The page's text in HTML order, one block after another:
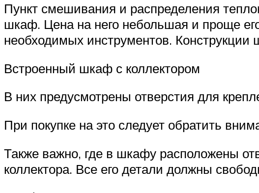
Пункт смешивания и распределения
шкаф. Цена на него небольшая и проще
необходимых инструментов.
Встроенный шкаф с коллектором
В них предусмотрены отверстия для
При покупке на это следует обратить
Также важно, где в шкафу расположены
коллектора. Все его детали должны